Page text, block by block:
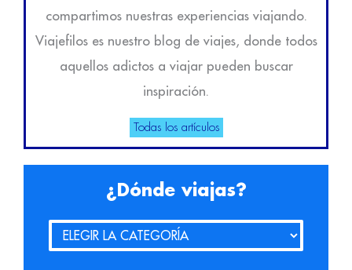
compartimos nuestras experiencias viajando.
Viajefilos es nuestro blog de viajes, donde todos
aquellos adictos a viajar pueden buscar
inspiración.
Todas los artículos
¿Dónde viajas?